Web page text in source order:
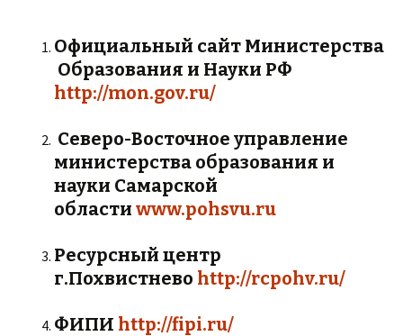
Официальный сайт Министерства
Образования и Науки РФ
http://mon.gov.ru/
Северо-Восточное управление
министерства образования и
науки Самарской
области www.pohsvu.ru
Ресурсный центр
г.Похвистнево http://rcpohv.ru/
ФИПИ http://fipi.ru/